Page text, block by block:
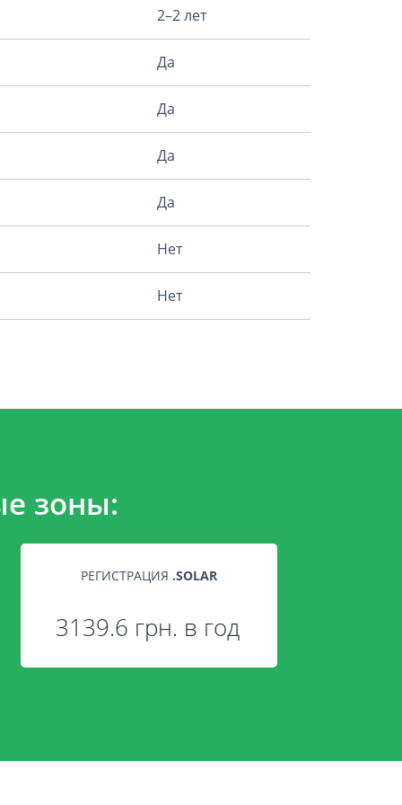
2–2 лет
Да
Да
Да
Да
Нет
Нет
зоны:
РЕГИСТРАЦИЯ .SOLAR
3139.6 грн. в год